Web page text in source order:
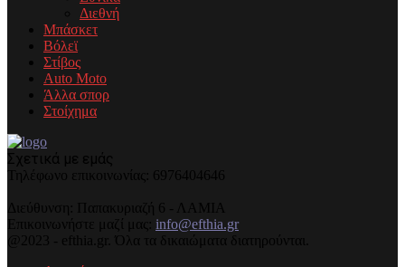
Διεθνή
Μπάσκετ
Βόλεϊ
Στίβος
Auto Moto
Άλλα σπορ
Στοίχημα
Σχετικά με εμάς
Τηλέφωνo επικοινωνίας: 6976404646
Διεύθυνση: Παπακυριαζή 6 - ΛΑΜΙΑ
Επικοινωνήστε μαζί μας: info@efthia.gr
@2023 - efthia.gr. Όλα τα δικαιώματα διατηρούνται.